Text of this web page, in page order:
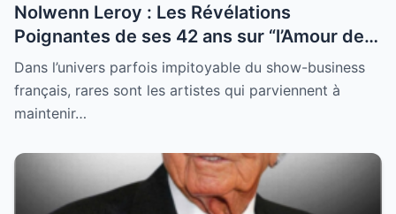
Nolwenn Leroy : Les Révélations
Poignantes de ses 42 ans sur “l’Amour de
sa Vie”
Dans l’univers parfois impitoyable du show-business
français, rares sont les artistes qui parviennent à
maintenir…